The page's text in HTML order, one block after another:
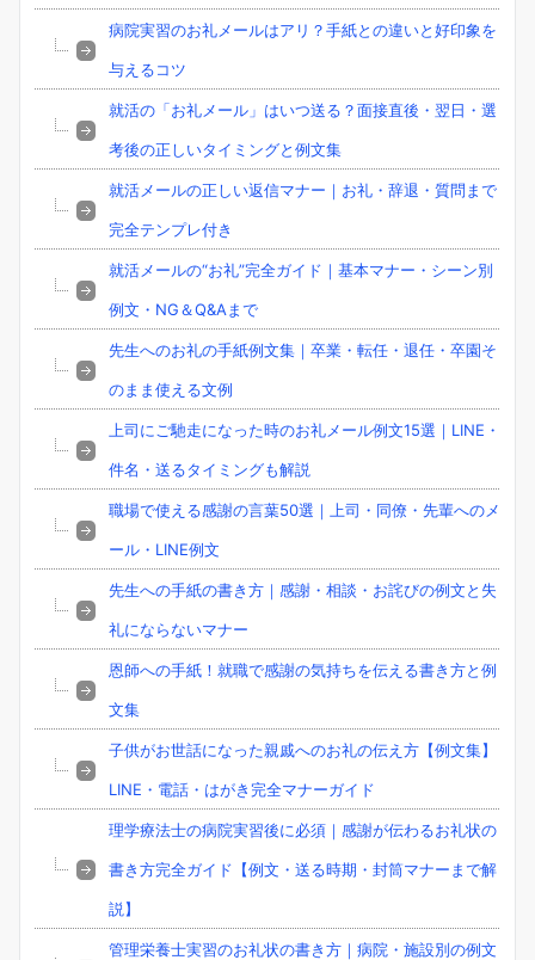
病院実習のお礼メールはアリ？手紙との違いと好印象を
与えるコツ
就活の「お礼メール」はいつ送る？面接直後・翌日・選
考後の正しいタイミングと例文集
就活メールの正しい返信マナー｜お礼・辞退・質問まで
完全テンプレ付き
就活メールの“お礼”完全ガイド｜基本マナー・シーン別
例文・NG＆Q&Aまで
先生へのお礼の手紙例文集｜卒業・転任・退任・卒園そ
のまま使える文例
上司にご馳走になった時のお礼メール例文15選｜LINE・
件名・送るタイミングも解説
職場で使える感謝の言葉50選｜上司・同僚・先輩へのメ
ール・LINE例文
先生への手紙の書き方｜感謝・相談・お詫びの例文と失
礼にならないマナー
恩師への手紙！就職で感謝の気持ちを伝える書き方と例
文集
子供がお世話になった親戚へのお礼の伝え方【例文集】
LINE・電話・はがき完全マナーガイド
理学療法士の病院実習後に必須｜感謝が伝わるお礼状の
書き方完全ガイド【例文・送る時期・封筒マナーまで解
説】
管理栄養士実習のお礼状の書き方｜病院・施設別の例文